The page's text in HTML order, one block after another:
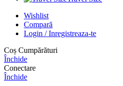
Wishlist
Compară
Login / Inregistreaza-te
Coș Cumpărături
Închide
Conectare
Închide